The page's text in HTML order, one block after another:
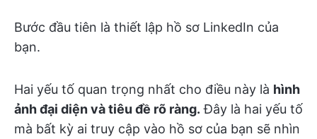
Bước đầu tiên là thiết lập hồ sơ LinkedIn của
bạn.
Hai yếu tố quan trọng nhất cho điều này là hình
ảnh đại diện và tiêu đề rõ ràng. Đây là hai yếu tố
mà bất kỳ ai truy cập vào hồ sơ của bạn sẽ nhìn